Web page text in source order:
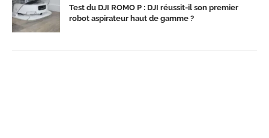
Test du DJI ROMO P : DJI réussit-il son premier
robot aspirateur haut de gamme ?